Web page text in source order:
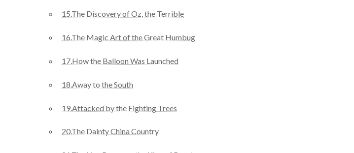
15.The Discovery of Oz, the Terrible
16.The Magic Art of the Great Humbug
17.How the Balloon Was Launched
18.Away to the South
19.Attacked by the Fighting Trees
20.The Dainty China Country